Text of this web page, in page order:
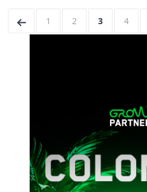
← 1 2 3 4